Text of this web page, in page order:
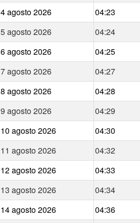
4 agosto 2026
04:23
5 agosto 2026
04:24
6 agosto 2026
04:25
7 agosto 2026
04:27
8 agosto 2026
04:28
9 agosto 2026
04:29
10 agosto 2026
04:30
11 agosto 2026
04:32
12 agosto 2026
04:33
13 agosto 2026
04:34
14 agosto 2026
04:36